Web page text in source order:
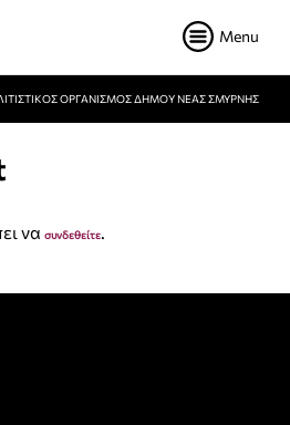
Menu
ΟΡΓΑΝΙΣΜΟΣ ΔΗΜΟΥ ΝΕΑΣ ΣΜΥΡΝΗΣ
να συνδεθείτε